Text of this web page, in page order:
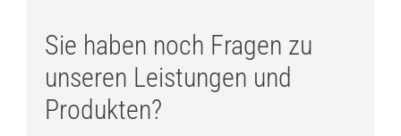
Sie haben noch Fragen zu
unseren Leistungen und
Produkten?